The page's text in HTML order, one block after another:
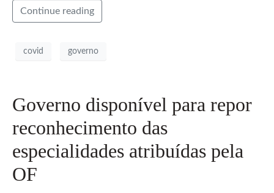
Continue reading
covid governo
Governo disponível para repor
reconhecimento das
especialidades atribuídas pela
OF